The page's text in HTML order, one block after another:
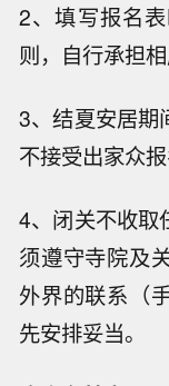
2、填写报名
则，自行承担相
3、结夏安居期
不接受出家众报
4、闭关不收取
须遵守寺院及
外界的联系（
先安排妥当。